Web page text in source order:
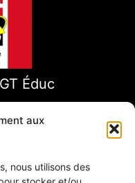
aux
nous utilisons des
Éduc